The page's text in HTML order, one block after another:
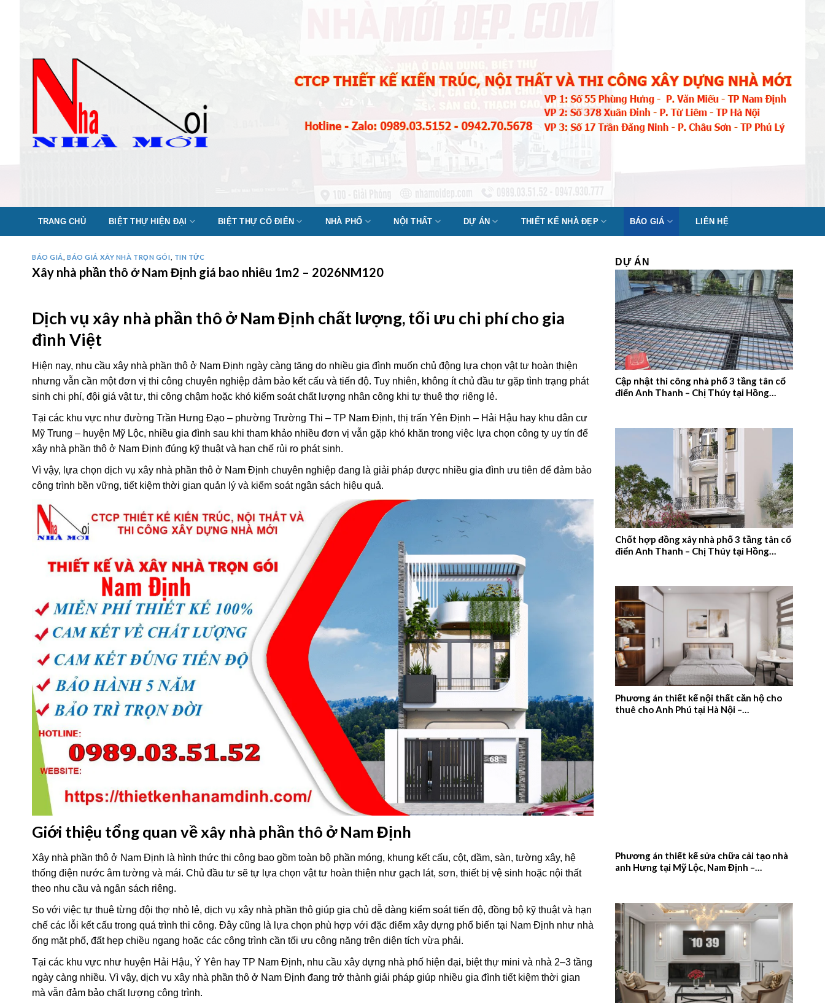
TRANG CHỦ BIỆT THỰ HIỆN ĐẠI BIỆT THỰ CỔ ĐIỂN NHÀ PHỐ NỘI THẤT DỰ ÁN THIẾT KẾ NHÀ ĐẸP BÁO GIÁ LIÊN HỆ
BÁO GIÁ ,BÁO GIÁ XÂY NHÀ TRỌN GÓI TIN TỨC
Xây nhà phần thô ở Nam Định giá bao nhiêu 1m2 – 2026NM120
Dịch vụ xây nhà phần thô ở Nam Định chất lượng, tối ưu chi phí cho gia
đình Việt
Hiện nay, nhu cầu xây nhà phần thô ở Nam Định ngày càng tăng do nhiều gia đình muốn chủ động lựa chọn vật tư hoàn thiện
nhưng vẫn cần một đơn vị thi công chuyên nghiệp đảm bảo kết cấu và tiến độ. Tuy nhiên, không ít chủ đầu tư gặp tình trạng phát
sinh chi phí, đội giá vật tư, thi công chậm hoặc khó kiểm soát chất lượng nhân công khi tự thuê thợ riêng lẻ.
Tại các khu vực như đường Trần Hưng Đạo – phường Trường Thi – TP Nam Định, thị trấn Yên Định – Hải Hậu hay khu dân cư
Mỹ Trung – huyện Mỹ Lộc, nhiều gia đình sau khi tham khảo nhiều đơn vị vẫn gặp khó khăn trong việc lựa chọn công ty uy tín để
xây nhà phần thô ở Nam Định đúng kỹ thuật và hạn chế rủi ro phát sinh.
Vì vậy, lựa chọn dịch vụ xây nhà phần thô ở Nam Định chuyên nghiệp đang là giải pháp được nhiều gia đình ưu tiên để đảm bảo
công trình bền vững, tiết kiệm thời gian quản lý và kiểm soát ngân sách hiệu quả.
Giới thiệu tổng quan về xây nhà phần thô ở Nam Định
Xây nhà phần thô ở Nam Định là hình thức thi công bao gồm toàn bộ phần móng, khung kết cấu, cột, dầm, sàn, tường xây, hệ
thống điện nước âm tường và mái. Chủ đầu tư sẽ tự lựa chọn vật tư hoàn thiện như gạch lát, sơn, thiết bị vệ sinh hoặc nội thất
theo nhu cầu và ngân sách riêng.
So với việc tự thuê từng đội thợ nhỏ lẻ, dịch vụ xây nhà phần thô giúp gia chủ dễ dàng kiểm soát tiến độ, đồng bộ kỹ thuật và hạn
chế các lỗi kết cấu trong quá trình thi công. Đây cũng là lựa chọn phù hợp với đặc điểm xây dựng phổ biến tại Nam Định như nhà
ống mặt phố, đất hẹp chiều ngang hoặc các công trình cần tối ưu công năng trên diện tích vừa phải.
Tại các khu vực như huyện Hải Hậu, Ý Yên hay TP Nam Định, nhu cầu xây dựng nhà phố hiện đại, biệt thự mini và nhà 2–3 tầng
ngày càng nhiều. Vì vậy, dịch vụ xây nhà phần thô ở Nam Định đang trở thành giải pháp giúp nhiều gia đình tiết kiệm thời gian
mà vẫn đảm bảo chất lượng công trình.
DỰ ÁN
Cập nhật thi công nhà phố 3 tầng tân cổ
điển Anh Thanh – Chị Thúy tại Hồng
Chốt hợp đồng xây nhà phố 3 tầng tân cổ
điển Anh Thanh – Chị Thúy tại Hồng
Phương án thiết kế nội thất căn hộ cho
thuê cho Anh Phú tại Hà Nội –
Phương án thiết kế sửa chữa cải tạo nhà
anh Hưng tại Mỹ Lộc, Nam Định –